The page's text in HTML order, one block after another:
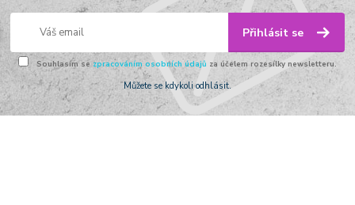
Přihlásit se
Souhlasím se zpracováním osobních údajů za účelem rozesílky newsletteru.
Můžete se kdykoli odhlásit.